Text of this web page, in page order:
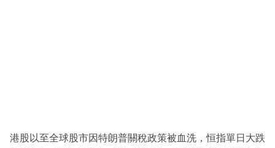
港股以至全球股市因特朗普關稅政策被血洗，恒指單日大跌